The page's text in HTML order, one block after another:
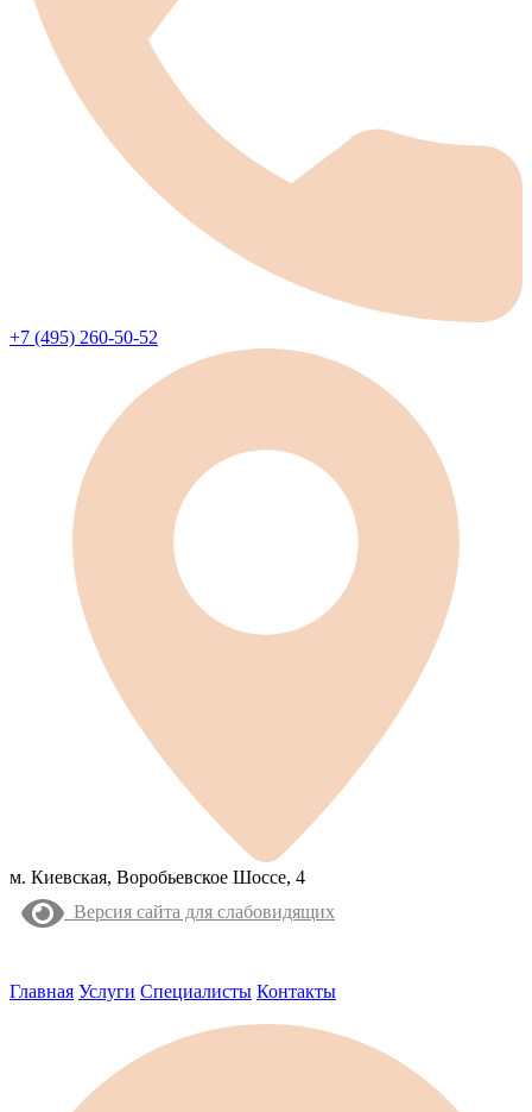
+7 (495) 260-50-52
м. Киевская, Воробьевское Шоссе, 4
Версия сайта для слабовидящих
Главная Услуги Специалисты Контакты